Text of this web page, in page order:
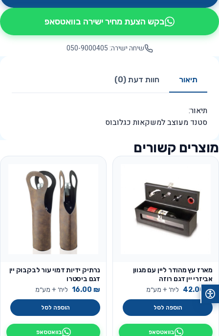
בקש הצעת מחיר ישירה בוואטסאפ
שיחה ישירה: 050-9000405
תיאור חוות דעת (0)
תיאור:
סטנד מעוצב למשקאות כגלובוס
מוצרים קשורים
מארז עץ מהודר ליין עם מגוון
אביזרי יין דגם רוזה
42.00 ₪ ליח׳ + מע״מ
הוספה לסל
בוואטסאפ
נרתיק ידיות דמוי עור לבקבוק יין
דגם ביסטרו
16.00 ₪ ליח׳ + מע״מ
הוספה לסל
בוואטסאפ